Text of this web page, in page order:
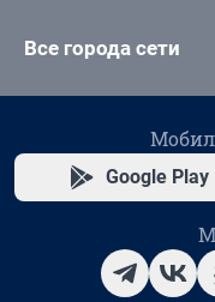
Все города сети
Google Play